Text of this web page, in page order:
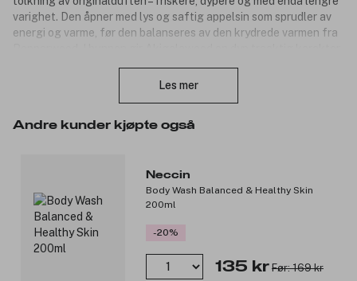
varighet. Den åpner med lys og saftig appelsin som sprudler av
energi og varme, før den balanseres av den krydrede varmen fra
helheten sammen. Resultatet er en moderne, livlig og samtidig
Les mer
Andre kunder kjøpte også
Neccin
Body Wash Balanced & Healthy Skin
200ml
-20%
135 kr Før: 169 kr